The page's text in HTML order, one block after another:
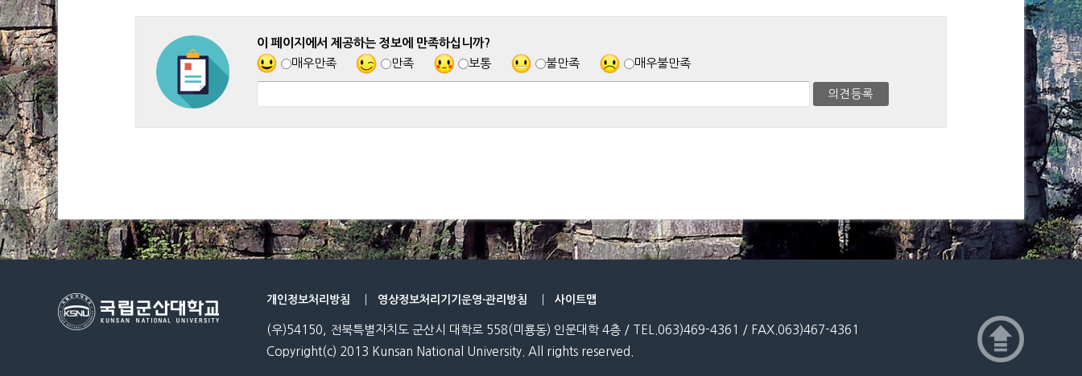
이 페이지에서 제공하는 정보에 만족하십니까?
매우만족
만족 보통 불만족 매우불만족
개인정보처리방침 영상정보처리기기운영·관리방침 사이트맵
(우)54150, 전북특별자치도 군산시 대학로 558(미룡동) 인문대학 4층 / TEL.063)469-4361 / FAX.063)467-4361
Copyright(c) 2013 Kunsan National University. All rights reserved.